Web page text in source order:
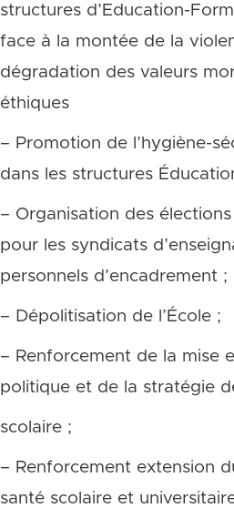
structures d’Education-
face à la montée de la
dégradation des valeurs
éthiques
– Promotion de l’hygiène-
dans les structures
– Organisation des
pour les syndicats
personnels d’encadrement ;
– Dépolitisation de l’École ;
– Renforcement de la mise
politique et de la stratégie
scolaire ;
– Renforcement extension
santé scolaire et